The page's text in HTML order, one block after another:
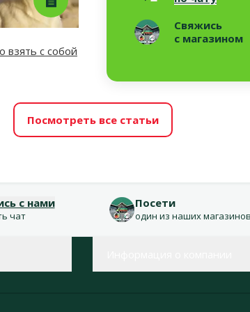
Свяжись
с магазином
взять с собой
Посмотреть все статьи
с нами
чат
Посети
один из наших